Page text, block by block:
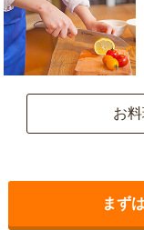
お
まず